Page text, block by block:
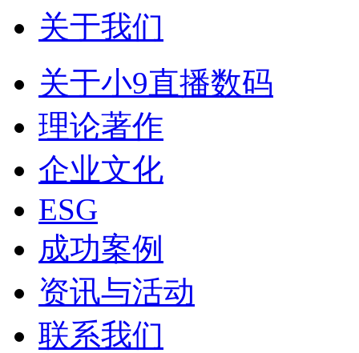
关于我们
关于小9直播数码
理论著作
企业文化
ESG
成功案例
资讯与活动
联系我们